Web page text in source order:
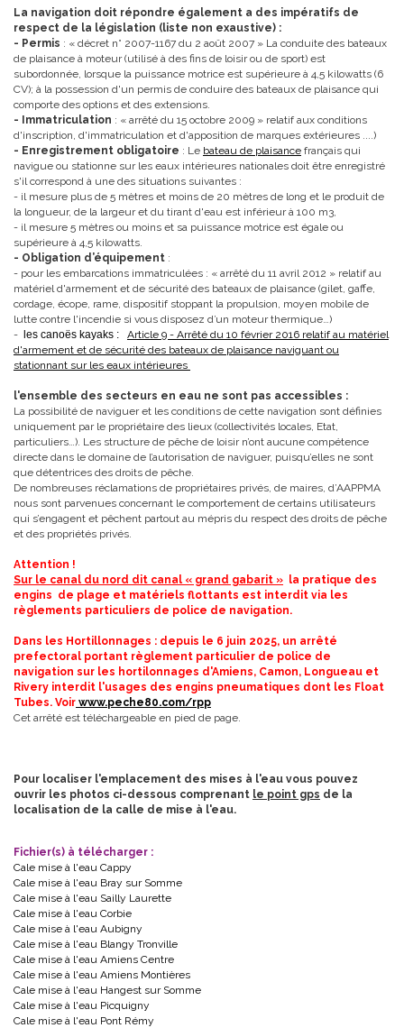
La navigation doit répondre également a des impératifs de
respect de la législation (liste non exaustive) :
- Permis : « décret n° 2007-1167 du 2 août 2007 » La conduite des bateaux
de plaisance à moteur (utilisé à des fins de loisir ou de sport) est
subordonnée, lorsque la puissance motrice est supérieure à 4,5 kilowatts (6
CV); à la possession d'un permis de conduire des bateaux de plaisance qui
comporte des options et des extensions.
- Immatriculation : « arrêté du 15 octobre 2009 » relatif aux conditions
d'inscription, d'immatriculation et d'apposition de marques extérieures ....)
- Enregistrement obligatoire : Le bateau de plaisance français qui
navigue ou stationne sur les eaux intérieures nationales doit être enregistré
s'il correspond à une des situations suivantes :
- il mesure plus de 5 mètres et moins de 20 mètres de long et le produit de
la longueur, de la largeur et du tirant d'eau est inférieur à 100 m3,
- il mesure 5 mètres ou moins et sa puissance motrice est égale ou
supérieure à 4,5 kilowatts.
- Obligation d’équipement :
- pour les embarcations immatriculées : « arrêté du 11 avril 2012 » relatif au
matériel d'armement et de sécurité des bateaux de plaisance (gilet, gaffe,
cordage, écope, rame, dispositif stoppant la propulsion, moyen mobile de
lutte contre l'incendie si vous disposez d’un moteur thermique…)
- les canoës kayaks :
Article 9 - Arrêté du 10 février 2016 relatif au matériel
d'armement et de sécurité des bateaux de plaisance naviguant ou
stationnant sur les eaux intérieures
l'ensemble des secteurs en eau ne sont pas accessibles :
La possibilité de naviguer et les conditions de cette navigation sont définies
uniquement par le propriétaire des lieux (collectivités locales, Etat,
particuliers…). Les structure de pêche de loisir n’ont aucune compétence
directe dans le domaine de l’autorisation de naviguer, puisqu’elles ne sont
que détentrices des droits de pêche.
De nombreuses réclamations de propriétaires privés, de maires, d’AAPPMA
nous sont parvenues concernant le comportement de certains utilisateurs
qui s’engagent et pêchent partout au mépris du respect des droits de pêche
et des propriétés privés.
Attention !
Sur le canal du nord dit canal « grand gabarit » la pratique des
engins de plage et matériels flottants est interdit via les
règlements particuliers de police de navigation.
Dans les Hortillonnages : depuis le 6 juin 2025, un arrêté
prefectoral portant règlement particulier de police de
navigation sur les hortilonnages d'Amiens, Camon, Longueau et
Rivery interdit l'usages des engins pneumatiques dont les Float
Tubes. Voir www.peche80.com/rpp
Cet arrêté est téléchargeable en pied de page.
Pour localiser l'emplacement des mises à l'eau vous pouvez
ouvrir les photos ci-dessous comprenant le point gps de la
localisation de la calle de mise à l'eau.
Fichier(s) à télécharger :
Cale mise à l'eau Cappy
Cale mise à l'eau Bray sur Somme
Cale mise à l'eau Sailly Laurette
Cale mise à l'eau Corbie
Cale mise à l'eau Aubigny
Cale mise à l'eau Blangy Tronville
Cale mise à l'eau Amiens Centre
Cale mise à l'eau Amiens Montières
Cale mise à l'eau Hangest sur Somme
Cale mise à l'eau Picquigny
Cale mise à l'eau Pont Rémy